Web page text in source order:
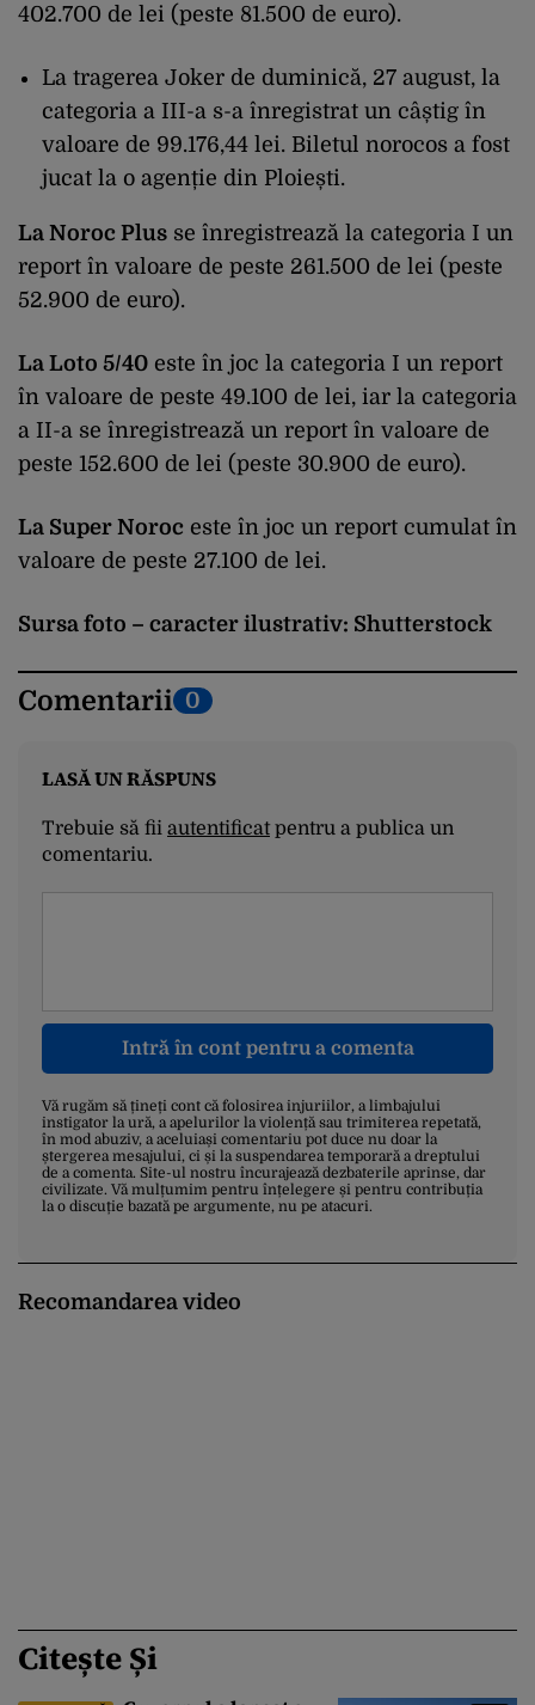
402.700 de lei (peste 81.500 de euro).
La tragerea Joker de duminică, 27 august, la
categoria a III-a s-a înregistrat un câștig în
valoare de 99.176,44 lei. Biletul norocos a fost
jucat la o agenție din Ploiești.
La Noroc Plus se înregistrează la categoria I un
report în valoare de peste 261.500 de lei (peste
52.900 de euro).
La Loto 5/40 este în joc la categoria I un report
în valoare de peste 49.100 de lei, iar la categoria
a II-a se înregistrează un report în valoare de
peste 152.600 de lei (peste 30.900 de euro).
La Super Noroc este în joc un report cumulat în
valoare de peste 27.100 de lei.
Sursa foto – caracter ilustrativ: Shutterstock
Comentarii 0
LASĂ UN RĂSPUNS
Trebuie să fii autentificatpentru a publica un
comentariu.
Intră în cont pentru a comenta
Vă rugăm să țineți cont că folosirea injuriilor, a limbajului
instigator la ură, a apelurilor la violență sau trimiterea repetată,
în mod abuziv, a aceluiași comentariu pot duce nu doar la
ștergerea mesajului, ci și la suspendarea temporară a dreptului
de a comenta. Site-ul nostru încurajează dezbaterile aprinse, dar
civilizate. Vă mulțumim pentru înțelegere și pentru contribuția
la o discuție bazată pe argumente, nu pe atacuri.
Recomandarea video
Citește Și